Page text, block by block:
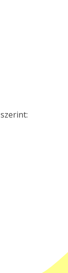
szerint: